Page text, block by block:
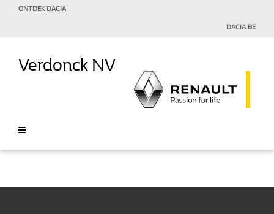
ONTDEK DACIA
DACIA.BE
Verdonck NV